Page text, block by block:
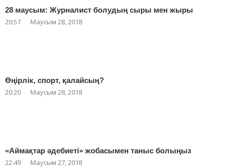
28 маусым: Журналист болудың сыры мен жыры
20:57 Маусым 28, 2018
Өңірлік, спорт, қалайсың?
20:20 Маусым 28, 2018
«Аймақтар әдебиеті» жобасымен таныс болыңыз
22:49 Маусым 27, 2018